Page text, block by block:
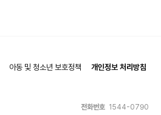
아동 및 청소년 보호정책
개인정보 처리방침
전화번호 1544-0790